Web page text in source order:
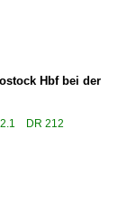
Hbf bei der
DR 212